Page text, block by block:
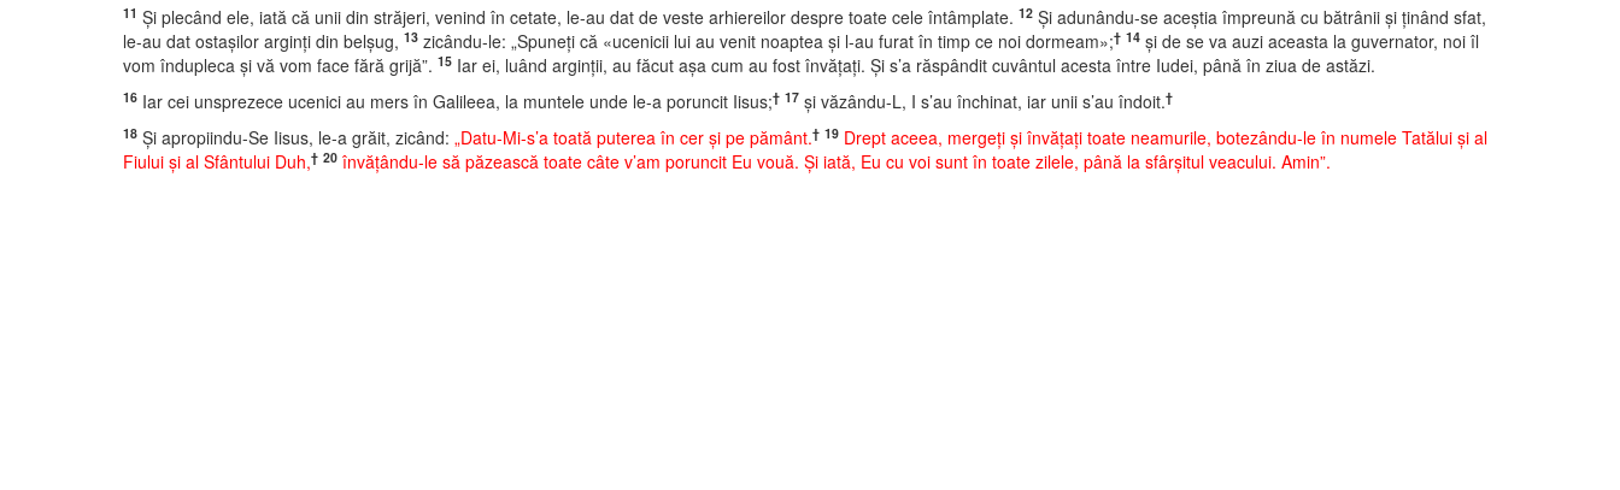
11 Şi plecând ele, iată că unii din străjeri, venind în cetate, le-au dat de veste arhiereilor despre toate cele întâmplate. 12 Şi adunându-se aceştia împreună cu bătrânii şi ţinând sfat,
le-au dat ostaşilor arginţi din belşug, 13 zicându-le: „Spuneţi că «ucenicii lui au venit noaptea şi l-au furat în timp ce noi dormeam»;† 14 şi de se va auzi aceasta la guvernator, noi îl
vom îndupleca şi vă vom face fără grijă”. 15 Iar ei, luând arginţii, au făcut aşa cum au fost învăţaţi. Şi s’a răspândit cuvântul acesta între Iudei, până în ziua de astăzi.
16 Iar cei unsprezece ucenici au mers în Galileea, la muntele unde le-a poruncit Iisus;† 17 şi văzându-L, I s’au închinat, iar unii s’au îndoit.†
18 Şi apropiindu-Se Iisus, le-a grăit, zicând: „Datu-Mi-s’a toată puterea în cer şi pe pământ.† 19 Drept aceea, mergeţi şi învăţaţi toate neamurile, botezându-le în numele Tatălui şi al
Fiului şi al Sfântului Duh,† 20 învăţându-le să păzească toate câte v’am poruncit Eu vouă. Şi iată, Eu cu voi sunt în toate zilele, până la sfârşitul veacului. Amin”.